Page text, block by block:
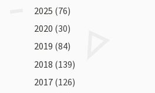
2025 (76)
2020 (30)
2019 (84)
2018 (139)
2017 (126)